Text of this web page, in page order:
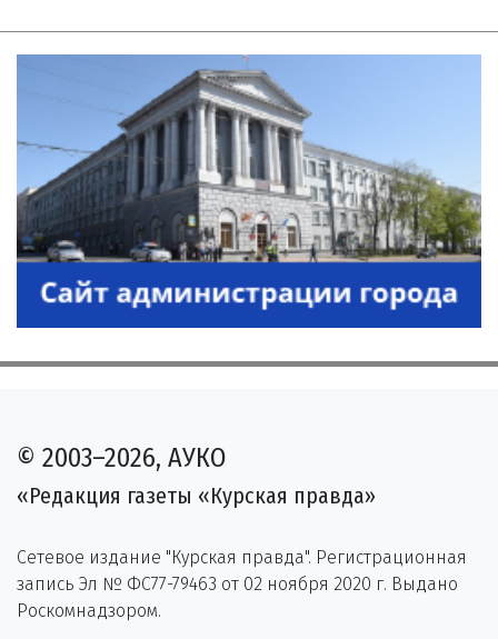
© 2003–2026, АУКО
«Редакция газеты «Курская правда»
Сетевое издание "Курская правда". Регистрационная
запись Эл № ФС77-79463 от 02 ноября 2020 г. Выдано
Роскомнадзором.